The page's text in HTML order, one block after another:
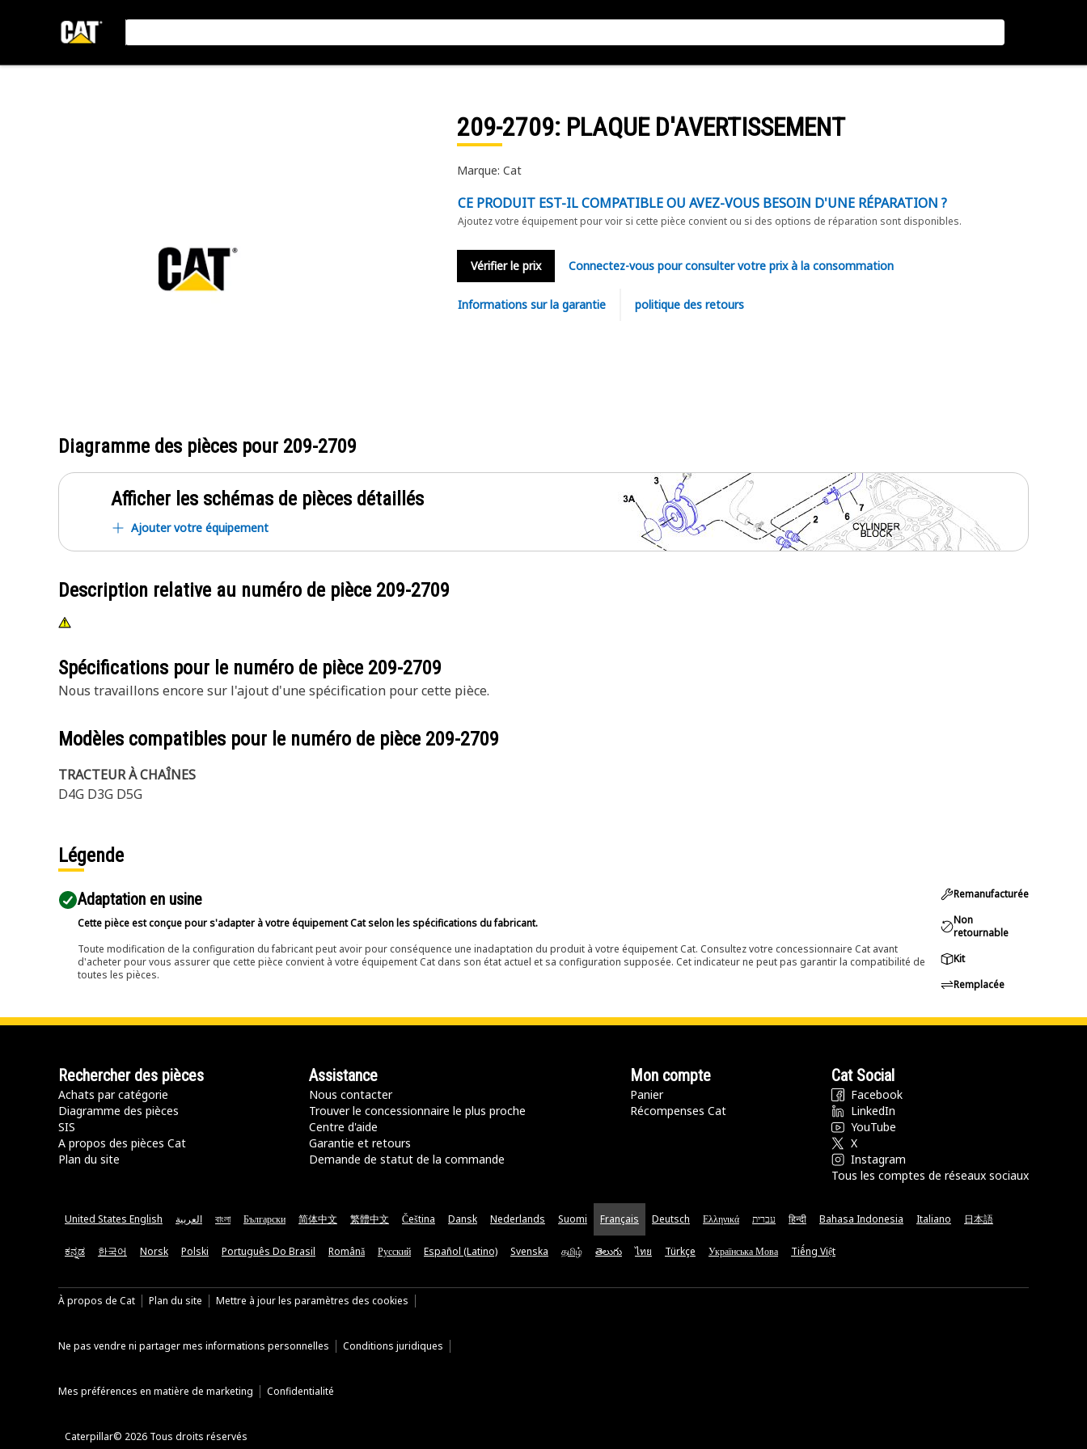
209-2709: PLAQUE D'AVERTISSEMENT
Marque: Cat
CE PRODUIT EST-IL COMPATIBLE OU AVEZ-VOUS BESOIN D'UNE RÉPARATION ?
Ajoutez votre équipement pour voir si cette pièce convient ou si des options de réparation sont disponibles.
Vérifier le prix Connectez-vous pour consulter votre prix à la consommation
Informations sur la garantie politique des retours
Diagramme des pièces pour 209-2709
Afficher les schémas de pièces détaillés
Ajouter votre équipement
Description relative au numéro de pièce 209-2709
Spécifications pour le numéro de pièce 209-2709
Nous travaillons encore sur l'ajout d'une spécification pour cette pièce.
Modèles compatibles pour le numéro de pièce 209-2709
TRACTEUR À CHAÎNES
D4G D3G D5G
Légende
Adaptation en usine
Cette pièce est conçue pour s'adapter à votre équipement Cat selon les spécifications du fabricant.
Toute modification de la configuration du fabricant peut avoir pour conséquence une inadaptation du produit à votre équipement Cat. Consultez votre concessionnaire Cat avant
d'acheter pour vous assurer que cette pièce convient à votre équipement Cat dans son état actuel et sa configuration supposée. Cet indicateur ne peut pas garantir la compatibilité de
toutes les pièces.
Remanufacturée
Non
retournable
Kit
Remplacée
Rechercher des pièces
Achats par catégorie
Diagramme des pièces
SIS
A propos des pièces Cat
Plan du site
Assistance
Nous contacter
Trouver le concessionnaire le plus proche
Centre d'aide
Garantie et retours
Demande de statut de la commande
Mon compte
Panier
Récompenses Cat
Cat Social
Facebook
LinkedIn
YouTube
X
Instagram
Tous les comptes de réseaux sociaux
United States English العربية বাংলা Български 简体中文 繁體中文 Čeština Dansk Nederlands Suomi Français Deutsch Ελληνικά עברית हिन्दी Bahasa Indonesia Italiano 日本語
ಕನ್ನಡ 한국어 Norsk Polski Português Do Brasil Română Русский Español (Latino) Svenska தமிழ் తెలుగు ไทย Türkçe Українська Мова Tiếng Việt
À propos de Cat Plan du site Mettre à jour les paramètres des cookies
Ne pas vendre ni partager mes informations personnelles Conditions juridiques
Mes préférences en matière de marketing Confidentialité
Caterpillar© 2026 Tous droits réservés